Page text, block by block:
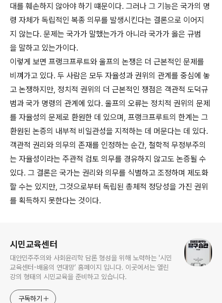
대를 훼손하지 않아야 하기 떄문이다. 그러나 그 기능은 국가의 명
령 자체가 독립적인 복종 의무를 발생시킨다는 결론으로 이어지
지 않는다. 문제는 국가가 말했는가가 아니라 국가가 옳은 규범
을 말하고 있는가이다.
이렇게 보면 프랭크프루트와 울프의 논쟁은 더 근본적인 문제를
비껴가고 있다. 두 사람은 모두 자율성과 권위의 관계를 중심에 놓
고 논쟁하지만, 정치적 권위의 더 근본적인 쟁점은 객관적 도덕규
범과 국가 명령의 관계에 있다. 울프의 오류는 정치적 권위의 문제
를 자율성의 문제로 환원한 데 있으며, 프랭크프루트의 한계는 그
환원된 논증의 내부적 비일관성을 지적하는 데 머문다는 데 있다.
객관적 권리와 의무의 존재를 인정하는 순간, 철학적 무정부주의
는 자율성이라는 주관적 검토 의무를 경유하지 않고도 논증될 수
있다. 그 결론은 국가는 권리와 의무를 식별하고 조정하며 제도화
할 수는 있지만, 그것으로부터 독립된 총체적 정당성을 가진 권위
를 획득하지 못한다는 것이다.
시민교육센터
대안민주주의와 사회윤리학 담론 형성을 위해 노력하는 '시민
교육센터-배움의 연대망’ 홈페이지 입니다. 이곳에서는 열린
강의 형태의 시민교육을 준비하고 있습니다.
구독하기